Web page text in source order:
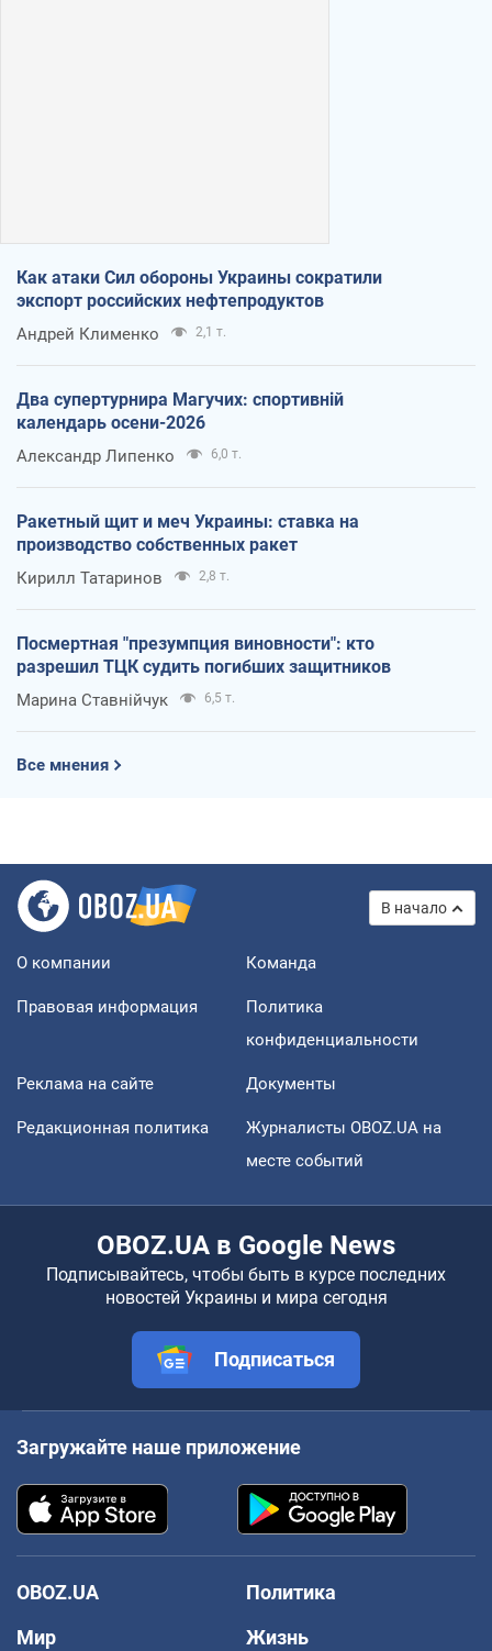
Как атаки Сил обороны Украины сократили
экспорт российских нефтепродуктов
Андрей Клименко 2,1 т.
Два супертурнира Магучих: спортивній
календарь осени-2026
Александр Липенко 6,0 т.
Ракетный щит и меч Украины: ставка на
производство собственных ракет
Кирилл Татаринов 2,8 т.
Посмертная "презумпция виновности": кто
разрешил ТЦК судить погибших защитников
Марина Ставнійчук 6,5 т.
Все мнения
В начало
О компании Команда
Правовая информация
Политика
конфиденциальности
Реклама на сайте Документы
Редакционная политика
Журналисты OBOZ.UA на
месте событий
OBOZ.UA в Google News
Подписывайтесь, чтобы быть в курсе последних
новостей Украины и мира сегодня
Подписаться
Загружайте наше приложение
OBOZ.UA
Политика
Мир
Жизнь